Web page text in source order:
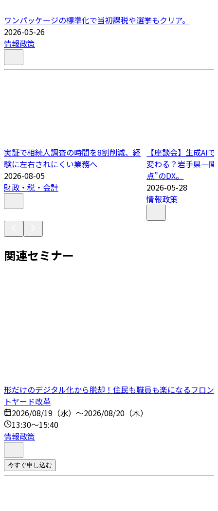
ワンパッケージの標準化で当初課税や選挙もクリア。
2026-05-26
情報政策
実証で相続人調査の時間を8割削減、経
験に左右されにくい業務へ
2026-08-05
財政・税・会計
【座談会】生成AI
変わる？岩手県一
点”のDX。
2026-05-28
情報政策
関連セミナー
形だけのデジタル化から脱却！住民も職員も楽になるフロン
トヤード改革
2026/08/19（水）～2026/08/20（木）
13:30～15:40
情報政策
今すぐ申し込む